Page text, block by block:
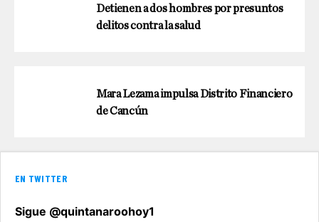
Detienen a dos hombres por presuntos
delitos contra la salud
Mara Lezama impulsa Distrito Financiero
de Cancún
EN TWITTER
Sigue @quintanaroohoy1